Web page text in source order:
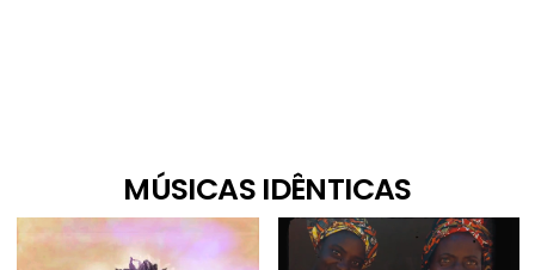
MÚSICAS IDÊNTICAS